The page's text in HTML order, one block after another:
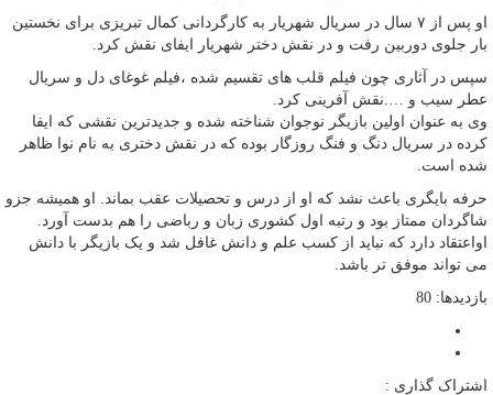
او پس از ۷ سال در سریال شهریار به کارگردانی کمال تبریزی برای نخستین
بار جلوی دوربین رفت و در نقش دختر شهریار ایفای نقش کرد.
سپس در آثاری چون فیلم قلب های تقسیم شده ،فیلم غوغای دل و سریال
عطر سیب و ….نقش آفرینی کرد.
وی به عنوان اولین بازیگر نوجوان شناخته شده و جدیدترین نقشی که ایفا
کرده در سریال دنگ و فنگ روزگار بوده که در نقش دختری به نام نوا ظاهر
شده است.
حرفه بایگری باعث نشد که او از درس و تحصیلات عقب بماند. او همیشه جزو
شاگردان ممتاز بود و رتبه اول کشوری زبان و رباضی را هم بدست آورد.
اواعتقاد دارد که نباید از کسب علم و دانش غافل شد و یک بازیگر با دانش
می تواند موفق تر باشد.
بازدیدها: 80
اشتراک گذاری :